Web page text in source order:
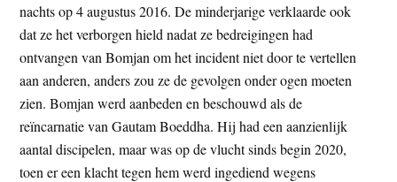
nachts op 4 augustus 2016. De minderjarige verklaarde ook
dat ze het verborgen hield nadat ze bedreigingen had
ontvangen van Bomjan om het incident niet door te vertellen
aan anderen, anders zou ze de gevolgen onder ogen moeten
zien. Bomjan werd aanbeden en beschouwd als de
reïncarnatie van Gautam Boeddha. Hij had een aanzienlijk
aantal discipelen, maar was op de vlucht sinds begin 2020,
toen er een klacht tegen hem werd ingediend wegens